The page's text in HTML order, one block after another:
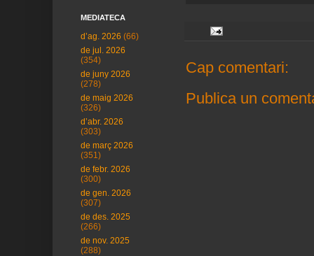
Cap comentari:
Publica un
MEDIATECA
d’ag. 2026 (66)
de jul. 2026
(354)
de juny 2026
(278)
de maig 2026
(326)
d’abr. 2026
(303)
de març 2026
(351)
de febr. 2026
(300)
de gen. 2026
(307)
de des. 2025
(266)
de nov. 2025
(288)